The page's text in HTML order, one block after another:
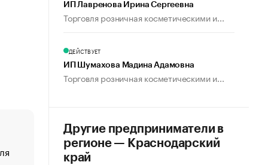
«От спорта тело стареет иначе». Как живет глава
ИП Лавренова Ирина Сергеевна
Торговля розничная косметическими и...
ДЕЙСТВУЕТ
ИП Шумахова Мадина Адамовна
Торговля розничная косметическими и...
Другие предприниматели в
регионе — Краснодарский
край